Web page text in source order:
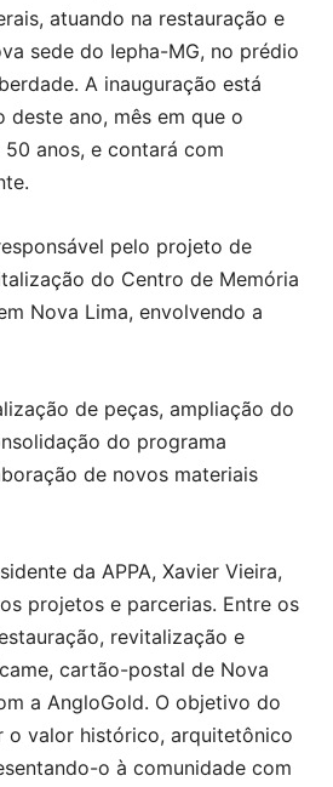
atuando na restauração e
sede do Iepha-MG, no prédio
A inauguração está
deste ano, mês em que o
anos, e contará com
pelo projeto de
do Centro de Memória
Nova Lima, envolvendo a
de peças, ampliação do
do programa
de novos materiais
da APPA, Xavier Vieira,
projetos e parcerias. Entre os
revitalização e
cartão-postal de Nova
a AngloGold. O objetivo do
o valor histórico, arquitetônico
o à comunidade com